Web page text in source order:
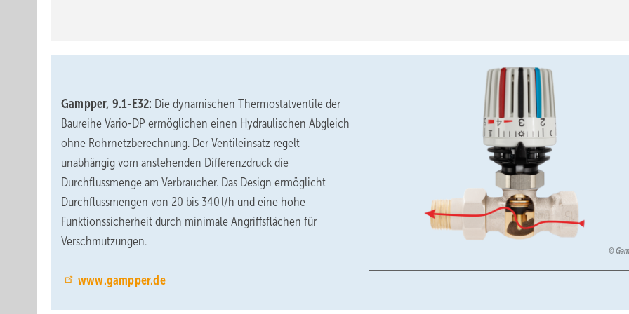
Gampper, 9.1-E32: Die dynamischen Thermostatventile der
Baureihe Vario-DP ermöglichen einen Hydraulischen Abgleich
ohne Rohrnetzberechnung. Der Ventileinsatz regelt
unabhängig vom anstehenden Differenzdruck die
Durchflussmenge am Verbraucher. Das Design ermöglicht
Durchflussmengen von 20 bis 340 l/h und eine hohe
Funktionssicherheit durch minimale Angriffsflächen für
Verschmutzungen.
www.gampper.de